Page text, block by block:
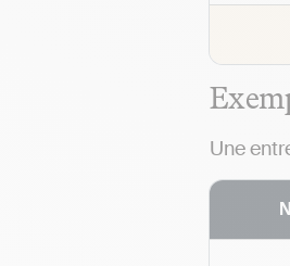
Une